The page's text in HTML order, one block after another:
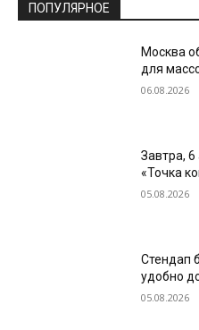
ПОПУЛЯРНОЕ
Москва
для
06.08.2026
Завтра, 6
«Точка
05.08.2026
Стендап
удобно
05.08.2026